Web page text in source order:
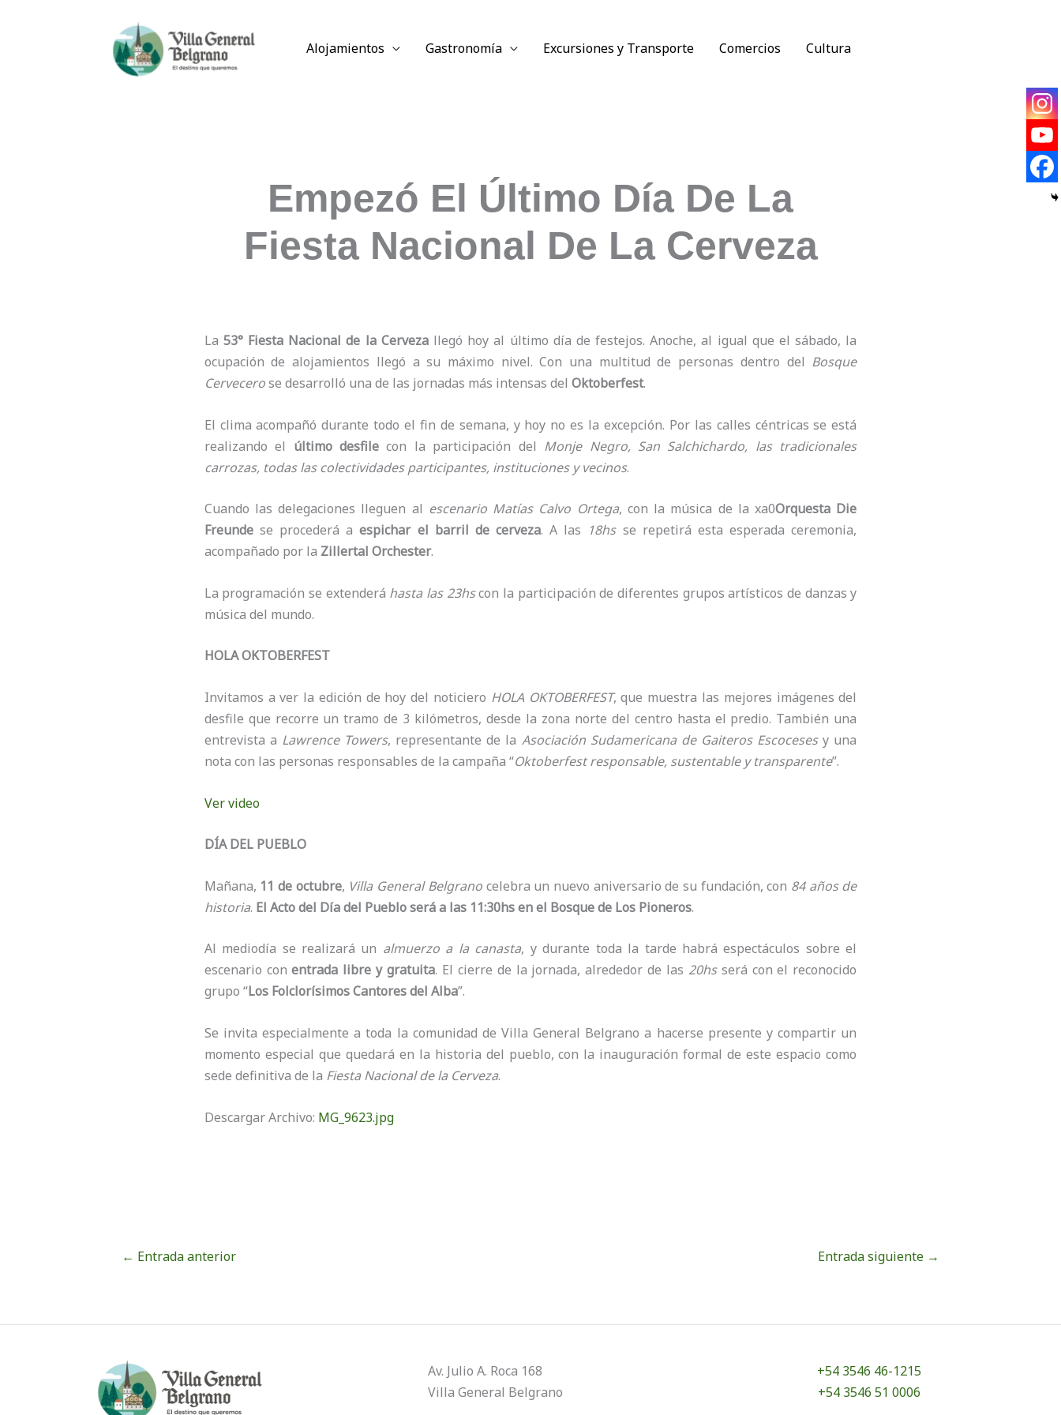
Alojamientos Gastronomía Excursiones y Transporte Comercios Cultura
Empezó El Último Día De La
Fiesta Nacional De La Cerveza
La 53° Fiesta Nacional de la Cervezallegó hoy al último día de festejos. Anoche, al igual que el sábado, la
ocupación de alojamientos llegó a su máximo nivel. Con una multitud de personas dentro del Bosque
Cervecerose desarrolló una de las jornadas más intensas del Oktoberfest.
El clima acompañó durante todo el fin de semana, y hoy no es la excepción. Por las calles céntricas se está
realizando el último desfile con la participación del Monje Negro, San Salchichardo, las tradicionales
carrozas, todas las colectividades participantes, instituciones y vecinos.
Cuando las delegaciones lleguen al escenario Matías Calvo Ortega, con la música de la xa0Orquesta Die
Freundese procederá aespichar el barril de cerveza. A las 18hsse repetirá esta esperada ceremonia,
acompañado por la Zillertal Orchester.
La programación se extenderá hasta las 23hscon la participación de diferentes grupos artísticos de danzas y
música del mundo.
HOLA OKTOBERFEST
Invitamos a ver la edición de hoy del noticiero HOLA OKTOBERFEST, que muestra las mejores imágenes del
desfile que recorre un tramo de 3 kilómetros, desde la zona norte del centro hasta el predio. También una
entrevista a Lawrence Towers, representante de la Asociación Sudamericana de Gaiteros Escocesesy una
nota con las personas responsables de la campaña “Oktoberfest responsable, sustentable y transparente”.
Ver video
DÍA DEL PUEBLO
Mañana, 11 de octubre, Villa General Belgranocelebra un nuevo aniversario de su fundación, con 84 años de
historia. El Acto del Día del Pueblo será a las 11:30hs en el Bosque de Los Pioneros.
Al mediodía se realizará un almuerzo a la canasta, y durante toda la tarde habrá espectáculos sobre el
escenario conentrada libre y gratuita. El cierre de la jornada, alrededor de las 20hsserá con el reconocido
grupo “Los Folclorísimos Cantores del Alba”.
Se invita especialmente a toda la comunidad de Villa General Belgrano a hacerse presente y compartir un
momento especial que quedará en la historia del pueblo, con la inauguración formal de este espacio como
sede definitiva de la Fiesta Nacional de la Cerveza.
Descargar Archivo: MG_9623.jpg
← Entrada anterior Entrada siguiente →
Av. Julio A. Roca 168
Villa General Belgrano
+54 3546 46-1215
+54 3546 51 0006